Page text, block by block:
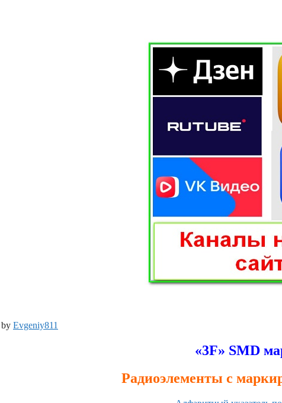
by Evgeniy811
«3F» SMD
Радиоэлементы с